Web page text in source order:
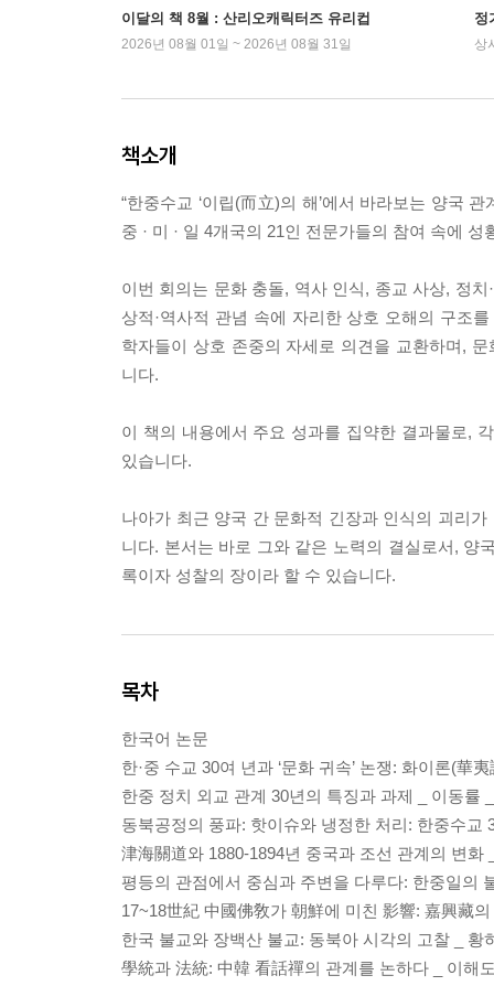
이달의 책 8월 : 산리오캐릭터즈 유리컵
2026년 08월 01일 ~ 2026년 08월 31일
정
상
책소개
“한중수교 ‘이립(而立)의 해’에서 바라보는 양국
중 · 미 · 일 4개국의 21인 전문가들의 참여 속에
이번 회의는 문화 충돌, 역사 인식, 종교 사상, 정
상적·역사적 관념 속에 자리한 상호 오해의 구조
학자들이 상호 존중의 자세로 의견을 교환하며,
니다.
이 책의 내용에서 주요 성과를 집약한 결과물로,
있습니다.
나아가 최근 양국 간 문화적 긴장과 인식의 괴리
니다. 본서는 바로 그와 같은 노력의 결실로서, 양
록이자 성찰의 장이라 할 수 있습니다.
목차
한국어 논문
한·중 수교 30여 년과 ‘문화 귀속’ 논쟁: 화이론(華
한중 정치 외교 관계 30년의 특징과 과제 _ 이동률
동북공정의 풍파: 핫이슈와 냉정한 처리: 한중수교
津海關道와 1880-1894년 중국과 조선 관계의 변화
평등의 관점에서 중심과 주변을 다루다: 한중일의
17~18世紀 中國佛敎가 朝鮮에 미친 影響: 嘉興藏
한국 불교와 장백산 불교: 동북아 시각의 고찰 _ 황
學統과 法統: 中韓 看話禪의 관계를 논하다 _ 이해